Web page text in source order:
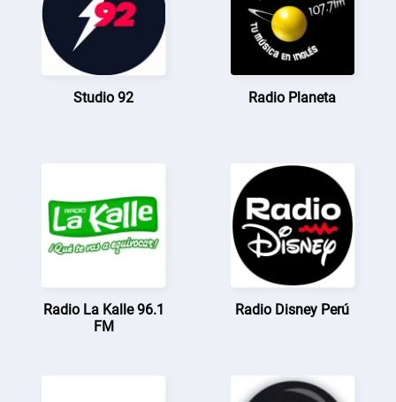
Studio 92 Radio Planeta
Radio La Kalle 96.1
FM
Radio Disney Perú